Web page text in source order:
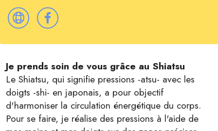
Je prends soin de vous grâce au Shiatsu
Le Shiatsu, qui signifie pressions -atsu- avec les
doigts -shi- en japonais, a pour objectif
d'harmoniser la circulation énergétique du corps.
Pour se faire, je réalise des pressions à l'aide de